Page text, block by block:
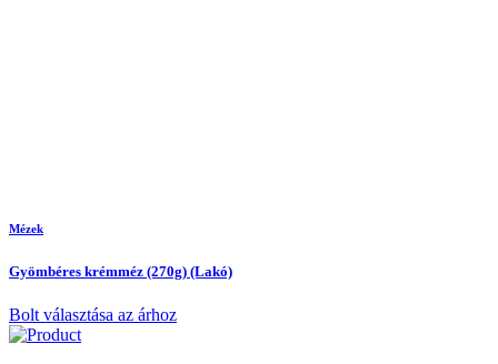
Mézek
Gyömbéres krémméz (270g) (Lakó)
Bolt választása az árhoz